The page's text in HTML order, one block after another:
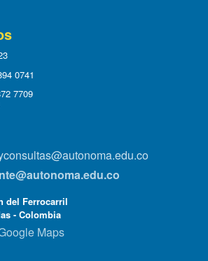
0741
7709
del Ferrocarril
- Colombia
Maps